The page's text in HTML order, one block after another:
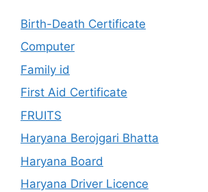
Birth-Death Certificate
Computer
Family id
First Aid Certificate
FRUITS
Haryana Berojgari Bhatta
Haryana Board
Haryana Driver Licence